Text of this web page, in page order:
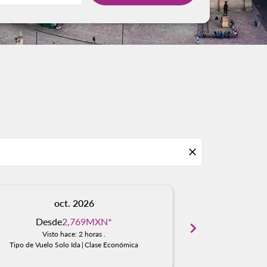
close
oct. 2026
Desde2,769MXN*
Visto hace: 2 horas .
Tipo de Vuelo Solo Ida | Clase Económica
chevron_right